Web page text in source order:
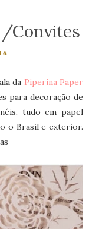
Convites
da Piperina Paper
para decoração de
tudo em papel
o Brasil e exterior.